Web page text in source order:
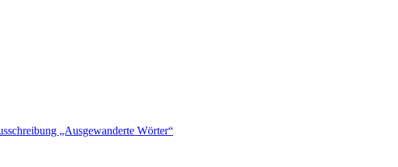
„Ausgewanderte Wörter“